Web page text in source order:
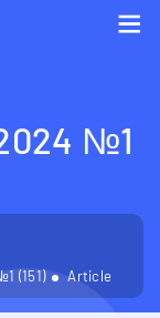
№1
(151)
Article